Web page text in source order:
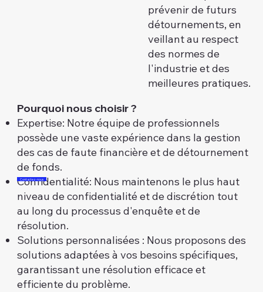
Pourquoi nous choisir ?
Expertise: Notre équipe de professionnels
possède une vaste expérience dans la gestion
des cas de faute financière et de détournement
de fonds.​
Confidentialité: Nous maintenons le plus haut
niveau de confidentialité et de discrétion tout
au long du processus d'enquête et de
résolution.​
Solutions personnalisées : Nous proposons des
solutions adaptées à vos besoins spécifiques,
garantissant une résolution efficace et
efficiente du problème.
Contactez-nous
prévenir de futurs
détournements, en
veillant au respect
des normes de
l'industrie et des
meilleures pratiques.